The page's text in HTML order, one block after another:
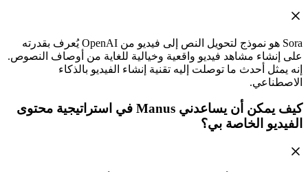
Sora هو نموذج لتحويل النص إلى فيديو من OpenAI يُعرف بقدرته
على إنشاء مشاهد فيديو واقعية وخيالية للغاية من أوصاف النصوص.
إنه يمثل أحدث ما توصلت إليه تقنية إنشاء الفيديو بالذكاء
الاصطناعي.
كيف يمكن أن يساعدني Manus في استراتيجية محتوى
الفيديو الخاصة بي؟